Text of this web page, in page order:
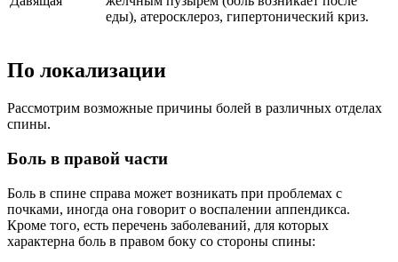
еды), атеросклероз, гипертонический криз.
По локализации
Рассмотрим возможные причины болей в различных отделах
спины.
Боль в правой части
Боль в спине справа может возникать при проблемах с
почками, иногда она говорит о воспалении аппендикса.
Кроме того, есть перечень заболеваний, для которых
характерна боль в правом боку со стороны спины: